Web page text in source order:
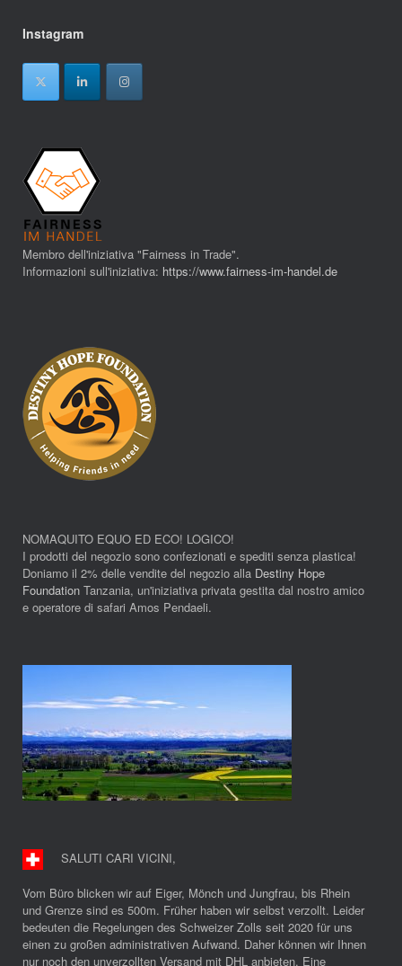
Instagram
Membro dell'iniziativa "Fairness in Trade".
Informazioni sull'iniziativa: https://www.fairness-im-handel.de
NOMAQUITO EQUO ED ECO! LOGICO!
I prodotti del negozio sono confezionati e spediti senza plastica!
Doniamo il 2% delle vendite del negozio alla Destiny Hope
Foundation Tanzania, un'iniziativa privata gestita dal nostro amico
e operatore di safari Amos Pendaeli.
SALUTI CARI VICINI,
Vom Büro blicken wir auf Eiger, Mönch und Jungfrau, bis Rhein
und Grenze sind es 500m. Früher haben wir selbst verzollt. Leider
bedeuten die Regelungen des Schweizer Zolls seit 2020 für uns
einen zu großen administrativen Aufwand. Daher können wir Ihnen
nur noch den unverzollten Versand mit DHL anbieten. Eine